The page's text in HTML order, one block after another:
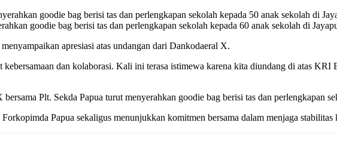
goodie bag berisi tas dan perlengkapan sekolah kepada 60 anak sekolah di
apresiasi atas undangan dari Dankodaeral X.
dan kolaborasi. Kali ini terasa istimewa karena kita diundang di atas
Plt. Sekda Papua turut menyerahkan goodie bag berisi tas dan perlengkapan
Papua sekaligus menunjukkan komitmen bersama dalam menjaga